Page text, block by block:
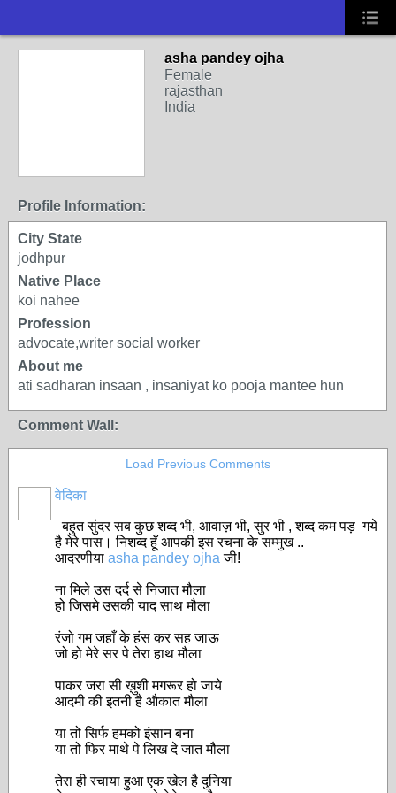
asha pandey ojha
Female
rajasthan
India
Profile Information:
City State
jodhpur
Native Place
koi nahee
Profession
advocate,writer social worker
About me
ati sadharan insaan , insaniyat ko pooja mantee hun
Comment Wall:
Load Previous Comments
वेदिका
बहुत सुंदर सब कुछ शब्द भी, आवाज़ भी, सुर भी , शब्द कम पड़ गये
है मेरे पास। निशब्द हूँ आपकी इस रचना के सम्मुख ..
आदरणीया asha pandey ojha जी!
ना मिले उस दर्द से निजात मौला
हो जिसमे उसकी याद साथ मौला
रंजो गम जहाँ के हंस कर सह जाऊ
जो हो मेरे सर पे तेरा हाथ मौला
पाकर जरा सी ख़ुशी मगरूर हो जाये
आदमी की इतनी है औकात मौला
या तो सिर्फ हमको इंसान बना
या तो फिर माथे पे लिख दे जात मौला
तेरा ही रचाया हुआ एक खेल है दुनिया